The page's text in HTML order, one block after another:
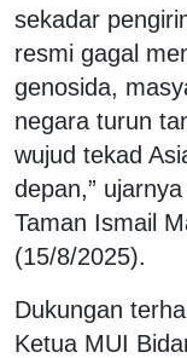
sekadar
resmi gagal
genosida,
negara turun
wujud tekad
depan,”
Taman Ismail
(15/8/2025).
Dukungan
Ketua MUI